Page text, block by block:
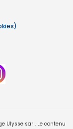
Ulysse sarl. Le contenu